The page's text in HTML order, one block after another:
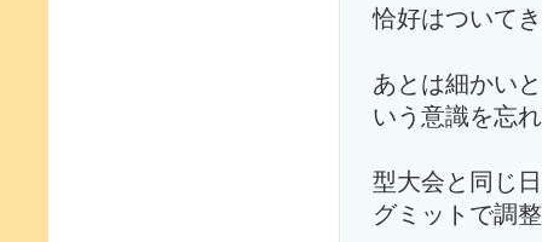
恰好はついて
あとは細かい
いう意識を忘
型大会と同じ
グミットで調